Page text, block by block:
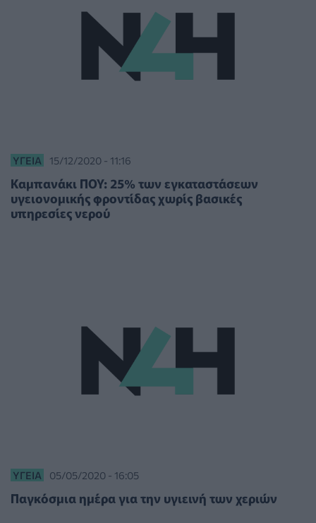
ΥΓΕΊΑ 15/12/2020 - 11:16
Καμπανάκι ΠΟΥ: 25% των εγκαταστάσεων
υγειονομικής φροντίδας χωρίς βασικές
υπηρεσίες νερού
ΥΓΕΊΑ 05/05/2020 - 16:05
Παγκόσμια ημέρα για την υγιεινή των χεριών